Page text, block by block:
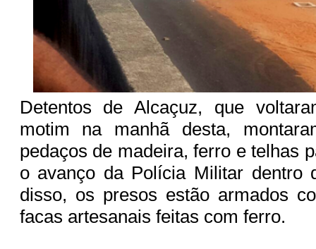
Detentos de Alcaçuz, que
motim na manhã desta,
pedaços de madeira, ferro e telhas
o avanço da Polícia Militar dentro
disso, os presos estão armados
facas artesanais feitas com ferro.